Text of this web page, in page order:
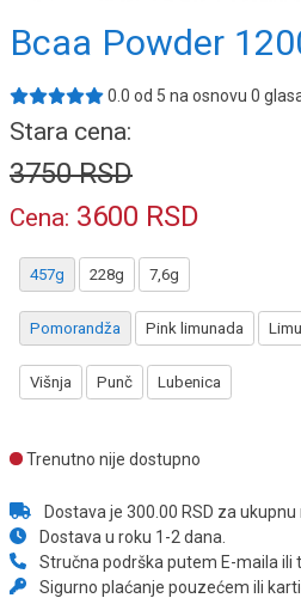
Bcaa Powder
0.0 od 5 na osnovu 0
Stara cena:
3750RSD
Cena: 3600 RSD
457g 228g 7,6g
Pomorandža Pink limunada
Višnja Punč Lubenica
Trenutno nije dostupno
Dostava je 300.00 RSD za ukupnu
Dostava u roku 1-2 dana.
Stručna podrška putem E-maila ili
Sigurno plaćanje pouzećem ili